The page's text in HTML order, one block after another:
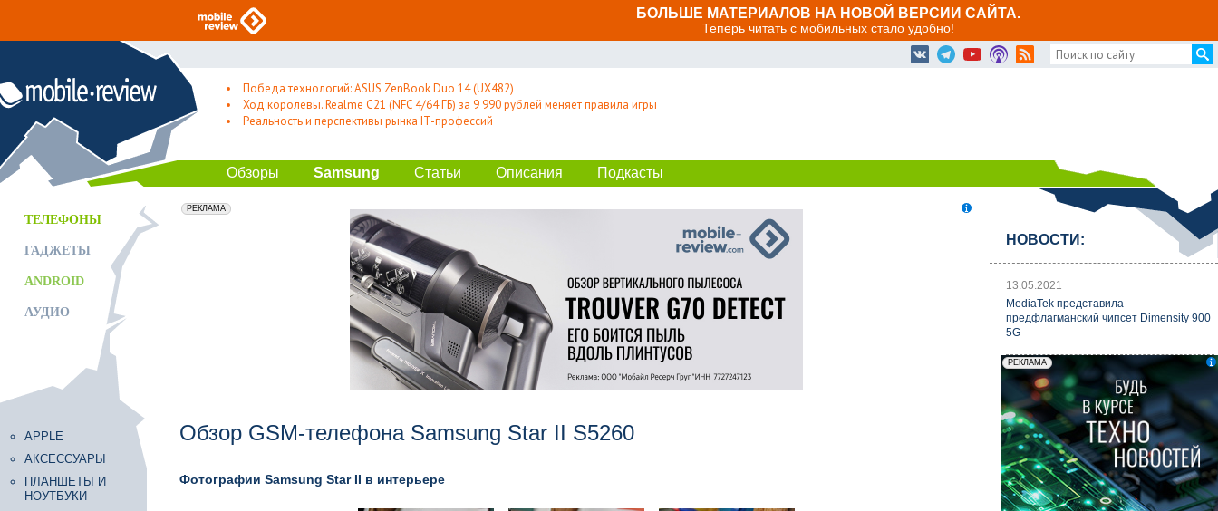
БОЛЬШЕ МАТЕРИАЛОВ НА НОВОЙ ВЕРСИИ САЙТА.
Теперь читать с мобильных стало удобно!
Победа технологий: ASUS ZenBook Duo 14 (UX482)
Ход королевы. Realme C21 (NFC 4/64 ГБ) за 9 990 рублей меняет правила игры
Реальность и перспективы рынка IT-профессий
Обзоры Samsung Статьи Описания Подкасты
ТЕЛЕФОНЫ
ГАДЖЕТЫ
ANDROID
АУДИО
APPLE
АКСЕССУАРЫ
ПЛАНШЕТЫ И
НОУТБУКИ
erid: 2VfnxxmNzs5
РЕКЛАМА
Обзор GSM-телефона Samsung Star II S5260
Фотографии Samsung Star II в интерьере
НОВОСТИ:
13.05.2021
MediaTek представила
предфлагманский чипсет Dimensity 900
5G